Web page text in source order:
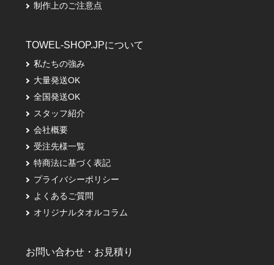
制作上のご注意点
TOWEL-SHOP.JPについて
私たちの強み
大量発送OK
全国発送OK
スタッフ紹介
会社概要
受注先様一覧
特商法に基づく表記
プライバシーポリシー
よくあるご質問
オリジナルタオルコラム
お問い合わせ・お見積り